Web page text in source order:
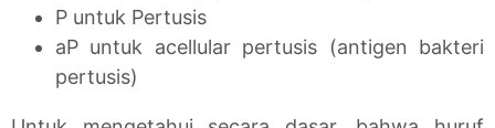
P untuk Pertusis
aP untuk acellular pertusis (antigen bakteri
pertusis)